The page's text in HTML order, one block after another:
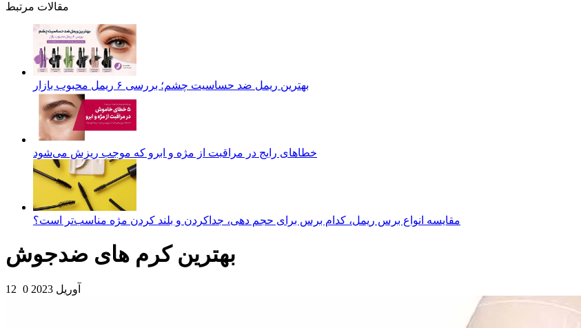
مقالات مرتبط
بهترین ریمل ضد حساسیت چشم؛ بررسی ۶ ریمل محبوب بازار
خطاهای رایج در مراقبت از مژه و ابرو که موجب ریزش می‌شود
مقایسه انواع برس ریمل، کدام برس برای حجم دهی، جداکردن و بلند کردن مژه‌ مناسب‌تر است؟
بهترین کرم های ضدجوش
12 آوریل 2023 0